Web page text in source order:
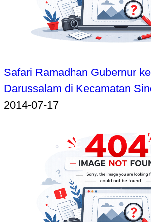
Safari Ramadhan Gubernur
Darussalam di Kecamatan
2014-07-17